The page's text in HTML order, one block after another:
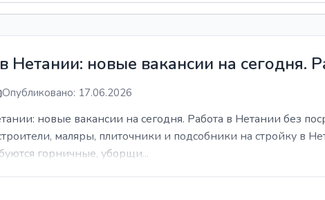
Нетании: новые вакансии на сегодня.
Опубликовано: 17.06.2026
новые вакансии на сегодня. Работа в Нетании без
маляры, плиточники и подсобники на стройку в
горничные, уборщи...